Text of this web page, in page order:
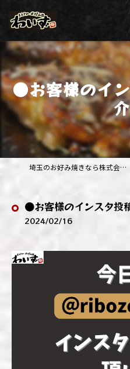
●お客様のイ
埼玉のお好み焼きなら株式会社アジルカンパニー
●お客様のインスタ投
2024/02/16